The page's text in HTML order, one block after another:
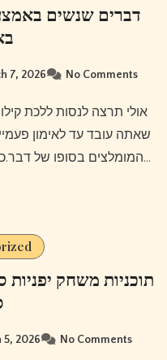
7, 2026 No Comments
אולי תרצה לנסות ללכת קילומטר כל יום ולאכול טוב יותר לפני
שאתה עובד עד לאימון
המומלצים בסופו של דבר.כמובן שאתה תמיד חייב לדבר עם…
5, 2026 No Comments